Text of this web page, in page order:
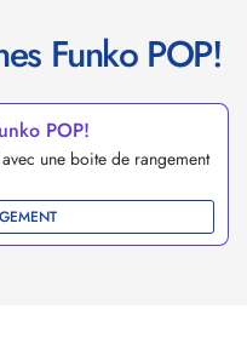
Funko POP!
POP!
une boite de rangement